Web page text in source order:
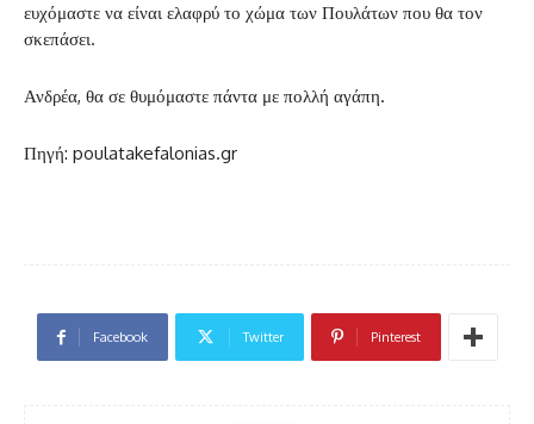
ευχόμαστε να είναι ελαφρύ το χώμα των Πουλάτων που θα τον
σκεπάσει.
Ανδρέα, θα σε θυμόμαστε πάντα με πολλή αγάπη.
Πηγή: poulatakefalonias.gr
Facebook Twitter Pinterest